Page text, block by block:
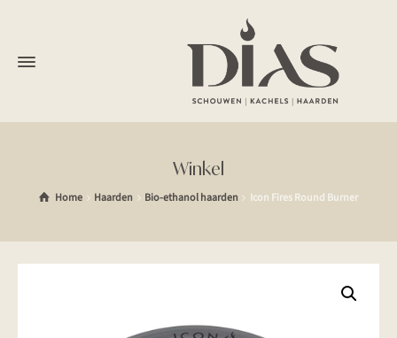
Winkel
Home Haarden Bio-ethanol haarden Icon Fires Round Burner